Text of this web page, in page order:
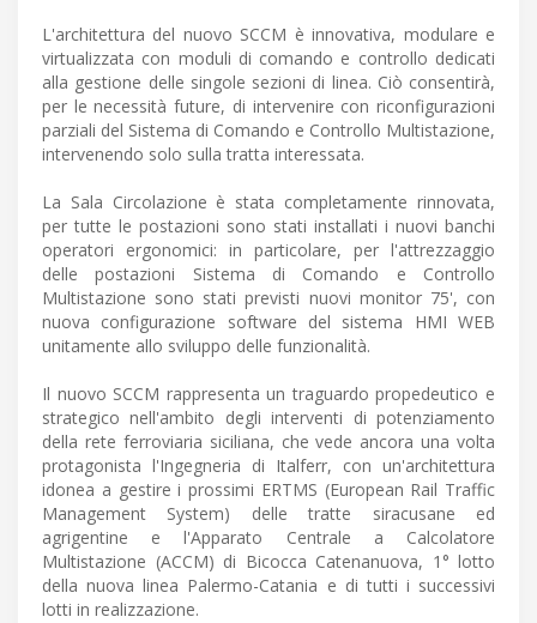
L'architettura del nuovo SCCM è innovativa, modulare e
virtualizzata con moduli di comando e controllo dedicati
alla gestione delle singole sezioni di linea. Ciò consentirà,
per le necessità future, di intervenire con riconfigurazioni
parziali del Sistema di Comando e Controllo Multistazione,
intervenendo solo sulla tratta interessata.
La Sala Circolazione è stata completamente rinnovata,
per tutte le postazioni sono stati installati i nuovi banchi
operatori ergonomici: in particolare, per l'attrezzaggio
delle postazioni Sistema di Comando e Controllo
Multistazione sono stati previsti nuovi monitor 75', con
nuova configurazione software del sistema HMI WEB
unitamente allo sviluppo delle funzionalità.
Il nuovo SCCM rappresenta un traguardo propedeutico e
strategico nell'ambito degli interventi di potenziamento
della rete ferroviaria siciliana, che vede ancora una volta
protagonista l'Ingegneria di Italferr, con un'architettura
idonea a gestire i prossimi ERTMS (European Rail Traffic
Management System) delle tratte siracusane ed
agrigentine e l'Apparato Centrale a Calcolatore
Multistazione (ACCM) di Bicocca Catenanuova, 1° lotto
della nuova linea Palermo-Catania e di tutti i successivi
lotti in realizzazione.